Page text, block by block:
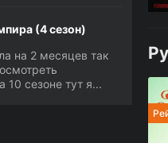
(4 сезон)
на 2 месяцев так
10 сезоне тут я...